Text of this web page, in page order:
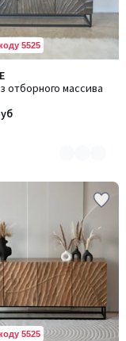
5525
отборного массива
5525